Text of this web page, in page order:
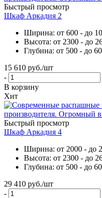
Быстрый просмотр
Шкаф Аркадия 2
Ширина: от 600 - до
Высота: от 2300 - до
Глубина: от 500 - до
15 610 руб./шт
-
В корзину
Хит
Быстрый просмотр
Шкаф Аркадия 4
Ширина: от 2000 - до
Высота: от 2300 - до
Глубина: от 500 - до
29 410 руб./шт
-